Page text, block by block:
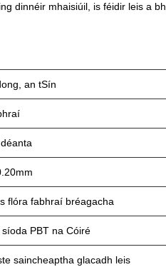
dinnéir mhaisiúil, is féidir leis a
an tSín
flóra fabhraí bréagacha
PBT na Cóiré
saincheaptha glacadh leis